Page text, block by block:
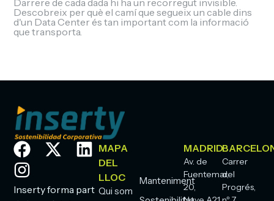
Darrere de cada dada hi ha un recorregut invisible.
Descobreix per què el camí que segueix un cable dins
d'un Data Center és tan important com la informació
que transporta.
Inserty forma part
MAPA
DEL
LLOC
Qui som
Manteniment
MADRID
Av. de
Fuentemar,
20,
Carrer
del
Progrés,